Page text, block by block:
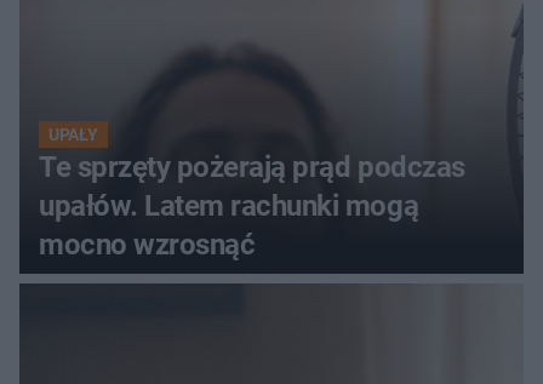
UPAŁY
Te sprzęty pożerają prąd podczas
upałów. Latem rachunki mogą
mocno wzrosnąć